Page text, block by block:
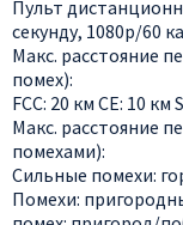
Пульт
секунду, 1080p/60
Макс. расстояние
помех):
FCC: 20 км CE: 10 км
Макс. расстояние
помехами):
Сильные помехи:
Помехи: